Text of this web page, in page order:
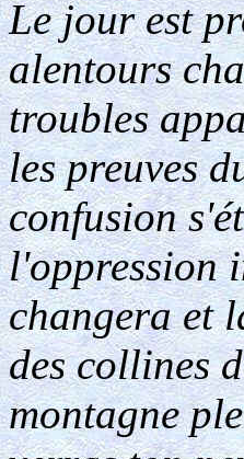
Le jour est
alentours
troubles
les preuves
confusion
l'oppression
changera et
des collines
montagne